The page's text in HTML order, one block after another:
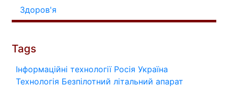
Здоров'я
Tags
Інформаційні технології Росія Україна
Технологія Безпілотний літальний апарат